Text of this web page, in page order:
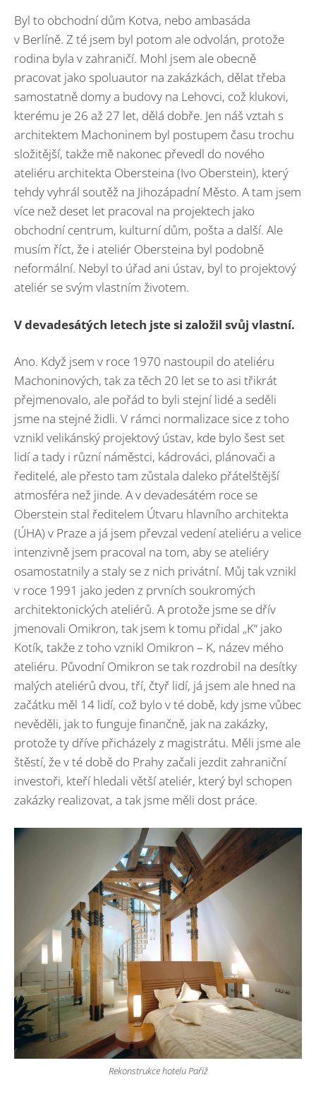
Byl to obchodní dům Kotva, nebo ambasáda
v Berlíně. Z té jsem byl potom ale odvolán, protože
rodina byla v zahraničí. Mohl jsem ale obecně
pracovat jako spoluautor na zakázkách, dělat třeba
samostatně domy a budovy na Lehovci, což klukovi,
kterému je 26 až 27 let, dělá dobře. Jen náš vztah s
architektem Machoninem byl postupem času trochu
složitější, takže mě nakonec převedl do nového
ateliéru architekta Obersteina (Ivo Oberstein), který
tehdy vyhrál soutěž na Jihozápadní Město. A tam jsem
více než deset let pracoval na projektech jako
obchodní centrum, kulturní dům, pošta a další. Ale
musím říct, že i ateliér Obersteina byl podobně
neformální. Nebyl to úřad ani ústav, byl to projektový
ateliér se svým vlastním životem.
Vdevadesátých letech jste si založil svůj vlastní.
Ano. Když jsem v roce 1970 nastoupil do ateliéru
Machoninových, tak za těch 20 let se to asi třikrát
přejmenovalo, ale pořád to byli stejní lidé a seděli
jsme na stejné židli. V rámci normalizace sice z toho
vznikl velikánský projektový ústav, kde bylo šest set
lidí a tady i různí náměstci, kádrováci, plánovači a
ředitelé, ale přesto tam zůstala daleko přátelštější
atmosféra než jinde. A v devadesátém roce se
Oberstein stal ředitelem Útvaru hlavního architekta
(ÚHA) v Praze a já jsem převzal vedení ateliéru a velice
intenzivně jsem pracoval na tom, aby se ateliéry
osamostatnily a staly se z nich privátní. Můj tak vznikl
v roce 1991 jako jeden z prvních soukromých
architektonických ateliérů. A protože jsme se dřív
jmenovali Omikron, tak jsem k tomu přidal „K“ jako
Kotík, takže z toho vznikl Omikron – K, název mého
ateliéru. Původní Omikron se tak rozdrobil na desítky
malých ateliérů dvou, tří, čtyř lidí, já jsem ale hned na
začátku měl 14 lidí, což bylo v té době, kdy jsme vůbec
nevěděli, jak to funguje finančně, jak na zakázky,
protože ty dříve přicházely z magistrátu. Měli jsme ale
štěstí, že v té době do Prahy začali jezdit zahraniční
investoři, kteří hledali větší ateliér, který byl schopen
zakázky realizovat, a tak jsme měli dost práce.
Rekonstrukce hotelu Paříž